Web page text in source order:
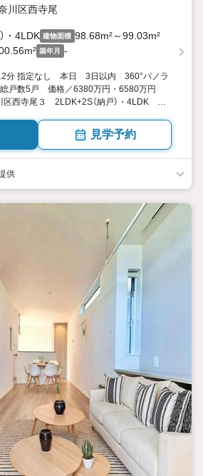
川区西寺尾
・4LDK 建物面積 98.68m²～99.03m²
築年月 -
12分 指定なし 本日 3日以内 360°パノラ
戸数5戸 価格／6380万円・6580万円
区西寺尾３ 2LDK+2S（納戸）・4LDK
見学予約
供